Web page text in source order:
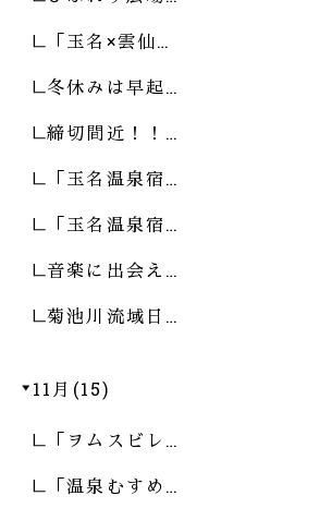
「玉名×雲仙…
冬休みは早起…
締切間近！！…
「玉名温泉宿…
「玉名温泉宿…
音楽に出会え…
菊池川流域日…
11月(15)
「ヲムスビレ…
「温泉むすめ…